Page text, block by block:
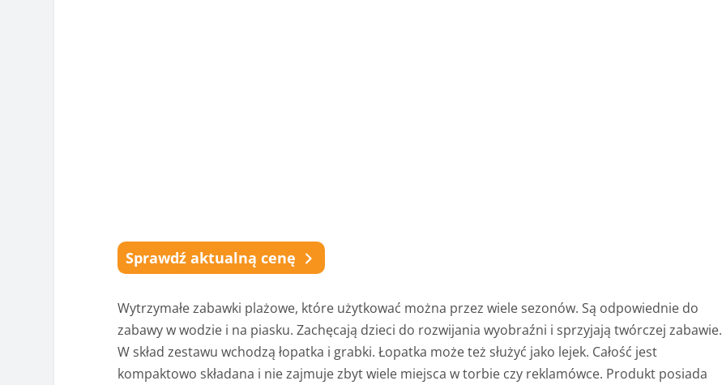
Sprawdź aktualną cenę
Wytrzymałe zabawki plażowe, które użytkować można przez wiele sezonów. Są odpowiednie do
zabawy w wodzie i na piasku. Zachęcają dzieci do rozwijania wyobraźni i sprzyjają twórczej zabawie.
W skład zestawu wchodzą łopatka i grabki. Łopatka może też służyć jako lejek. Całość jest
kompaktowo składana i nie zajmuje zbyt wiele miejsca w torbie czy reklamówce. Produkt posiada